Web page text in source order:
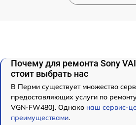
Почему для ремонта Sony
стоит выбрать нас
В Перми существует множество
предоставляющих услуги по
VGN-FW480J. Однако наш сервис-
преимуществами.